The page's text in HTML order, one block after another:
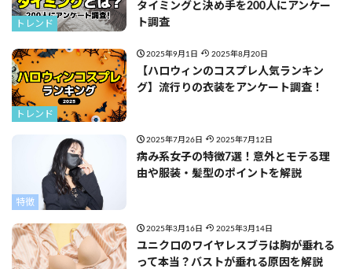
トレンド
タイミングと決め手を200人にアンケー
ト調査
トレンド
2025年9月1日 2025年8月20日
【ハロウィンのコスプレ人気ランキン
グ】流行りの衣装をアンケート調査！
特徴
2025年7月26日 2025年7月12日
病み系女子の特徴7選！意外とモテる理
由や服装・髪型のポイントを解説
2025年3月16日 2025年3月14日
ユニクロのワイヤレスブラは胸が垂れる
って本当？バストが垂れる原因を解説